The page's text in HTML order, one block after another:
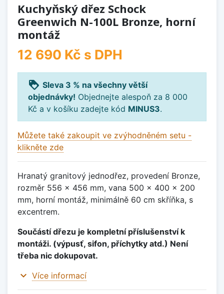
Kuchyňský dřez Schock
Greenwich N-100L Bronze, horní
montáž
12 690 Kč s DPH
loyalty Sleva 3 % na všechny větší
objednávky! Objednejte alespoň za 8 000
Kč a v košíku zadejte kód MINUS3.
Můžete také zakoupit ve zvýhodněném setu -
klikněte zde
Hranatý granitový jednodřez, provedení Bronze,
rozměr 556 x 456 mm, vana 500 x 400 x 200
mm, horní montáž, minimálně 60 cm skříňka, s
excentrem.
Součástí dřezu je kompletní příslušenství k
montáži. (výpusť, sifon, příchytky atd.) Není
třeba nic dokupovat.
expand_more Více informací